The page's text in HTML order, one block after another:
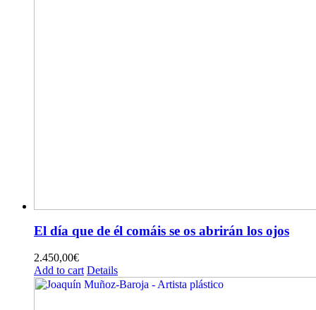
El día que de él comáis se os abrirán los ojos
2.450,00€
Add to cart Details